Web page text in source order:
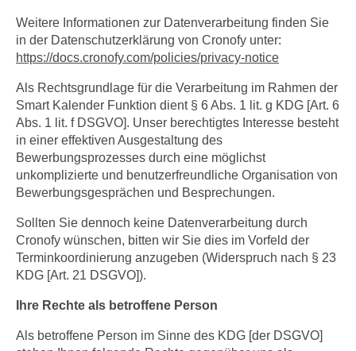
Weitere Informationen zur Datenverarbeitung finden Sie
in der Datenschutzerklärung von Cronofy unter:
https://docs.cronofy.com/policies/privacy-notice
Als Rechtsgrundlage für die Verarbeitung im Rahmen der
Smart Kalender Funktion dient § 6 Abs. 1 lit. g KDG [Art. 6
Abs. 1 lit. f DSGVO]. Unser berechtigtes Interesse besteht
in einer effektiven Ausgestaltung des
Bewerbungsprozesses durch eine möglichst
unkomplizierte und benutzerfreundliche Organisation von
Bewerbungsgesprächen und Besprechungen.
Sollten Sie dennoch keine Datenverarbeitung durch
Cronofy wünschen, bitten wir Sie dies im Vorfeld der
Terminkoordinierung anzugeben (Widerspruch nach § 23
KDG [Art. 21 DSGVO]).
Ihre Rechte als betroffene Person
Als betroffene Person im Sinne des KDG [der DSGVO]